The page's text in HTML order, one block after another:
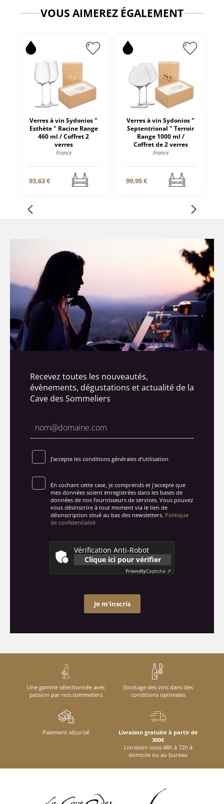
VOUS AIMEREZ ÉGALEMENT
Verres à vin Sydonios "
Esthète " Racine Range
460 ml / Coffret 2
verres
France
93,63 €
Verres à vin Sydonios "
Septentrional " Terroir
Range 1000 ml /
Coffret de 2 verres
France
99,95 €
Recevez toutes les nouveautés,
évènements, dégustations et actualité de la
Cave des Sommeliers
J’accepte les conditions générales d’utilisation
En cochant cette case, je comprends et j'accepte que
mes données soient enregistrées dans les bases de
données de nos fournisseurs de services. Vous pouvez
vous désinscrire à tout moment via le lien de
désinscription situé au bas des newsletters. Politique
de confidentialité
Vérification Anti-Robot
Clique ici pour vérifier
FriendlyCaptcha ⇗
Je m'inscris
Une gamme sélectionnée avec
passion par nos sommeliers
Stockage des vins dans des
conditions optimales
Paiement sécurisé
Livraison gratuite à partir de
300€
Livraison sous 48h à 72h à
domicile ou au bureau